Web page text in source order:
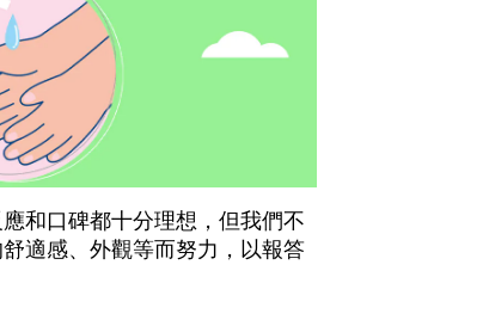
和口碑都十分理想，但我們不
舒適感、外觀等而努力，以報答